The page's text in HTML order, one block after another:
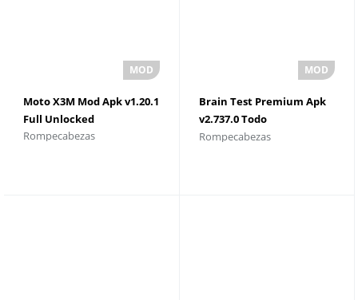
Moto X3M Mod Apk v1.20.1
Full Unlocked
Rompecabezas
Brain Test Premium Apk
v2.737.0 Todo
desbloqueado
Rompecabezas